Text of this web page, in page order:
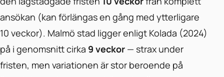
ansökan (kan förlängas en gång med ytterligare
10 veckor). Malmö stad ligger enligt Kolada (2024)
på i genomsnitt cirka 9 veckor — strax under
fristen, men variationen är stor beroende på